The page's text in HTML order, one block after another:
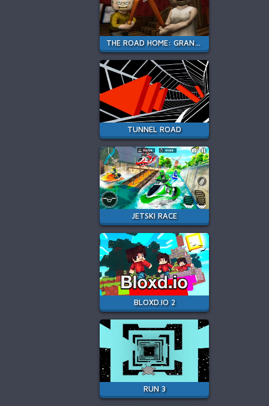
THE ROAD HOME: GRANNY ESCAPE
TUNNEL ROAD
JETSKI RACE
BLOXD.IO 2
RUN 3